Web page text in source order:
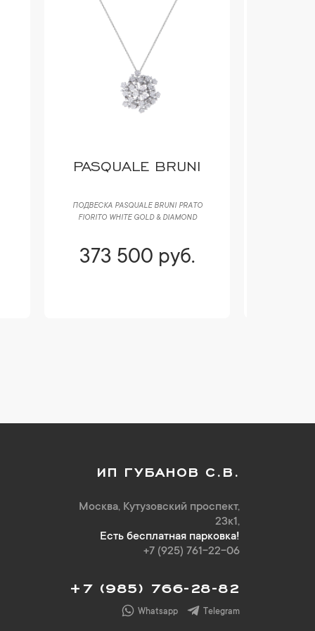
PASQUALE BRUNI
ПОДВЕСКА PASQUALE BRUNI РRАTО
FIORITO WHITE GOLD & DIAMOND
373 500 руб.
ИП ГУБАНОВ С.В.
Москва, Кутузовский проспект,
23к1,
Есть бесплатная парковка!
+7 (925) 761-22-06
+7 (985) 766-28-82
Whatsapp Telegram